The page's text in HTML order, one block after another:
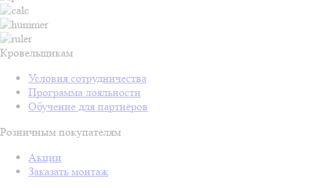
Кровельщикам
Условия сотрудничества
Программа лояльности
Обучение для партнёров
Розничным покупателям
Акции
Заказать монтаж